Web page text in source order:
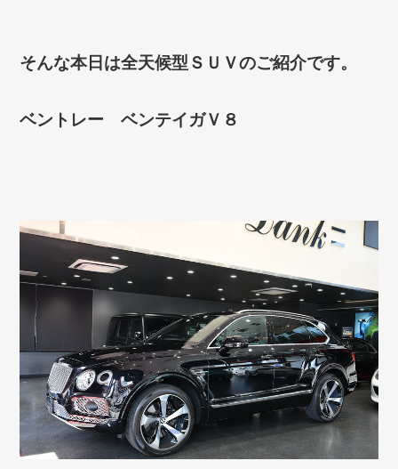
そんな本日は全天候型ＳＵＶのご紹介です。
ベントレー ベンテイガＶ８